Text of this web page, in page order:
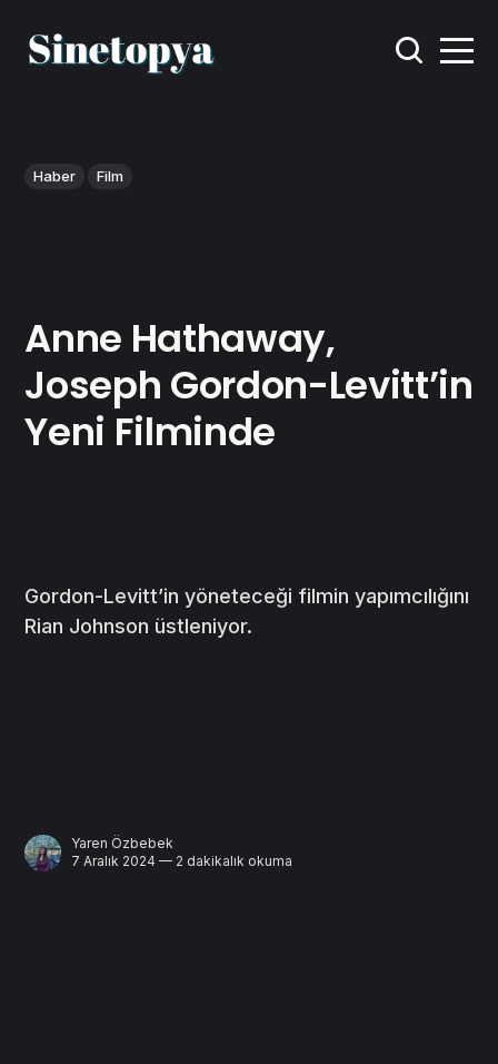
Haber Film
Anne Hathaway,
Joseph Gordon-Levitt’in
Yeni Filminde
Gordon-Levitt’in yöneteceği filmin yapımcılığını
Rian Johnson üstleniyor.
Yaren Özbebek
7 Aralık 2024 — 2 dakikalık okuma